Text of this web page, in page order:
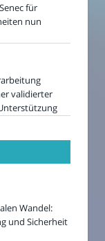
für
nun
validierter
Wandel:
und Sicherheit